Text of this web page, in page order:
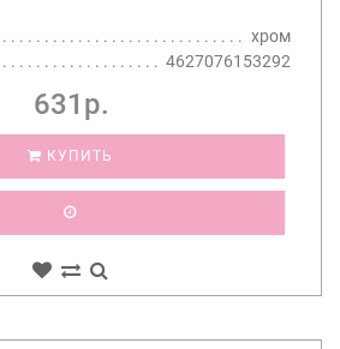
хром
4627076153292
631р.
КУПИТЬ